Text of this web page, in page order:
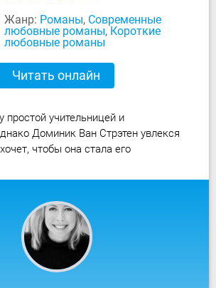
Жанр: Романы, Современные
любовные романы, Короткие
любовные романы
Читать онлайн
учительницей и
Доминик Ван Стрэтен увлекся
чтобы она стала его